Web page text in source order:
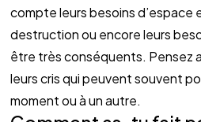
compte leurs besoins d’espace
destruction ou encore leurs
être très conséquents. Pensez
leurs cris qui peuvent souvent
moment ou à un autre.